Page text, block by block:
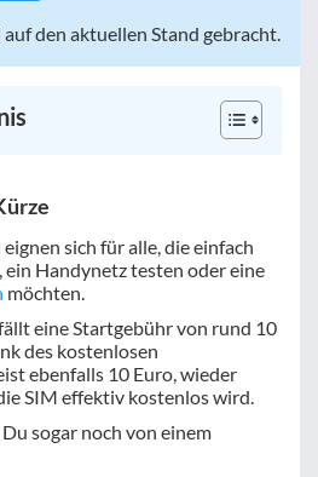
den aktuellen Stand gebracht.
sich für alle, die einfach
ein Handynetz testen oder eine
möchten.
eine Startgebühr von rund 10
des kostenlosen
ebenfalls 10 Euro, wieder
SIM effektiv kostenlos wird.
sogar noch von einem